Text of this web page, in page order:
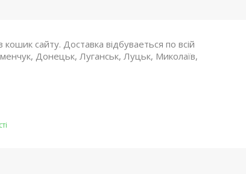
сайту. Доставка відбуваеться по всій
Донецьк, Луганськ, Луцьк, Миколаїв,